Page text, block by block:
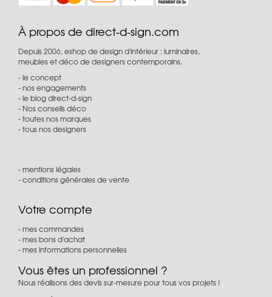
À propos de direct-d-sign.com
Depuis 2006, eshop de design d'intérieur : luminaires,
meubles et déco de designers contemporains.
le concept
nos engagements
le blog direct-d-sign
Nos conseils déco
toutes nos marques
tous nos designers
mentions légales
conditions générales de vente
Votre compte
mes commandes
mes bons d'achat
mes informations personnelles
Vous êtes un professionnel ?
Nous réalisons des devis sur-mesure pour tous vos projets !